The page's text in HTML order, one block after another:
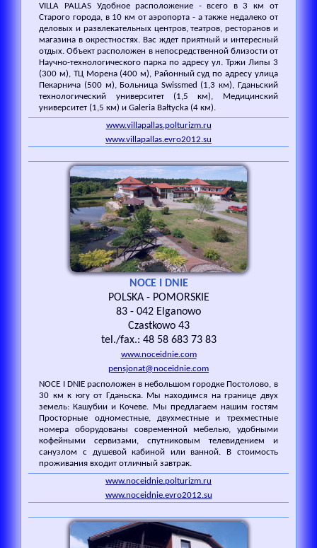
VILLA PALLAS Удобное расположение - всего в 3 км от
Старого города, в 10 км от аэропорта - а также недалеко от
деловых и развлекательных центров, театров, ресторанов и
магазина в окрестностях. Вас ждет приятный и интересный
отдых. Объект расположен в непосредственной близости от
Научно-технологического парка по адресу ул. Тржи Липы 3
(300 м), ТЦ Морена (400 м), Районный суд по адресу улица
Пекарнича (500 м), Больница Swissmed (1,3 км), Гданьский
технологический университет (1,5 км), Медицинский
университет (1,5 км) и Galeria Bałtycka (4 км).
www.villapallas.polturizm.ru
www.villapallas.evro2012.su
NOCE I DNIE
POLSKA - POMORSKIE
83 - 042 Elganowo
Czastkowo 43
tel./fax.: 48 58 683 73 83
www.noceidnie.com
pensjonat@noceidnie.com
NOCE I DNIE расположен в небольшом городке Постолово, в
30 км к югу от Гданьска. Мы находимся на границе двух
земель: Кашубии и Кочеве. Мы предлагаем нашим гостям
Просторные одноместные, двухместные и трехместные
номера оборудованы современной мебелью, удобными
кофейными сервизами, спутниковым телевидением и
санузлом с душевой кабиной или ванной. В стоимость
проживания входит отличный завтрак.
www.noceidnie.polturizm.ru
www.noceidnie.evro2012.su